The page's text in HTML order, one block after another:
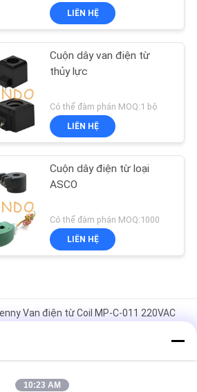
LIÊN HỆ
Cuộn dây van điện từ
thủy lực
Có thể đàm phán MOQ:1 bộ
LIÊN HỆ
Cuộn dây điện từ loại
ASCO
Có thể đàm phán MOQ:1000
LIÊN HỆ
Van điện từ Coil MP-C-011 220VAC
van điện từ 24V DC 110V 230V 50Hz
10:23 AM